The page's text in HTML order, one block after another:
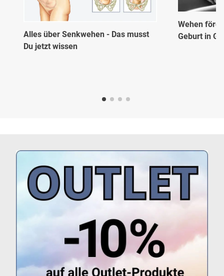
Alles über Senkwehen - Das musst
Du jetzt wissen
Wehen
Geburt in